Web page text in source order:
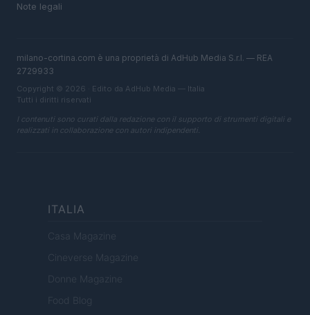
Note legali
milano-cortina.com è una proprietà di AdHub Media S.r.l. — REA
2729933
Copyright © 2026 · Edito da AdHub Media — Italia
Tutti i diritti riservati
I contenuti sono curati dalla redazione con il supporto di strumenti digitali e
realizzati in collaborazione con autori indipendenti.
ITALIA
Casa Magazine
Cineverse Magazine
Donne Magazine
Food Blog